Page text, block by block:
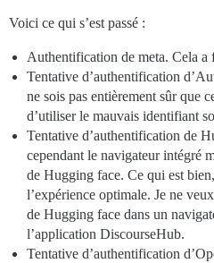
Voici ce qui s’est passé :
Authentification de meta. Cela a
Tentative d’authentification
ne sois pas entièrement sûr que
d’utiliser le mauvais identifiant
Tentative d’authentification de
cependant le navigateur intégré
de Hugging face. Ce qui est
l’expérience optimale. Je ne
de Hugging face dans un
l’application DiscourseHub.
Tentative d’authentification